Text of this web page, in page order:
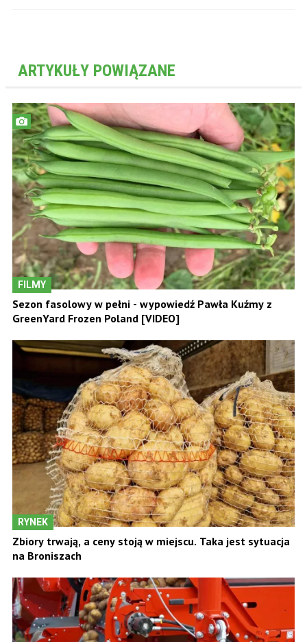
ARTYKUŁY POWIĄZANE
FILMY
Sezon fasolowy w pełni - wypowiedź Pawła Kuźmy z
GreenYard Frozen Poland [VIDEO]
RYNEK
Zbiory trwają, a ceny stoją w miejscu. Taka jest sytuacja
na Broniszach